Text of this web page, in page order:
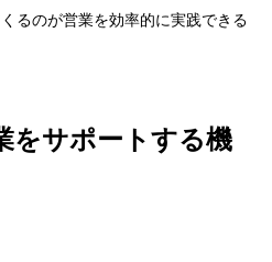
るのが営業を効率的に実践できる
をサポートする機